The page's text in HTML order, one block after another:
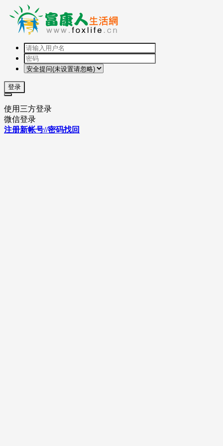
登录
使用三方登录
微信登录
注册新帐号//密码找回